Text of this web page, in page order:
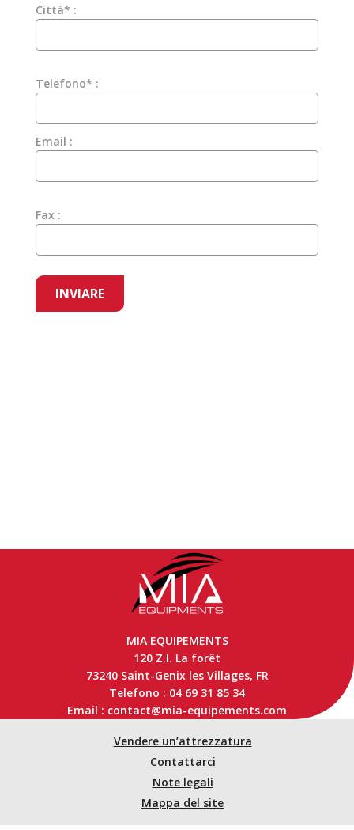
Città* :
Telefono* :
Email :
Fax :
MIA EQUIPEMENTS
120 Z.I. La forêt
73240 Saint-Genix les Villages, FR
Telefono : 04 69 31 85 34
Email : contact@mia-equipements.com
Vendere un’attrezzatura
Contattarci
Note legali
Mappa del site